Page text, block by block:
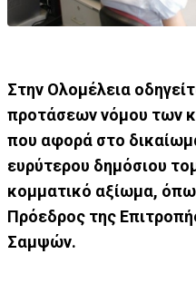
Στην Ολομέλεια
προτάσεων νόμου των
που αφορά στο
ευρύτερου δημόσιου
κομματικό αξίωμα,
Πρόεδρος της
Σαμψών.